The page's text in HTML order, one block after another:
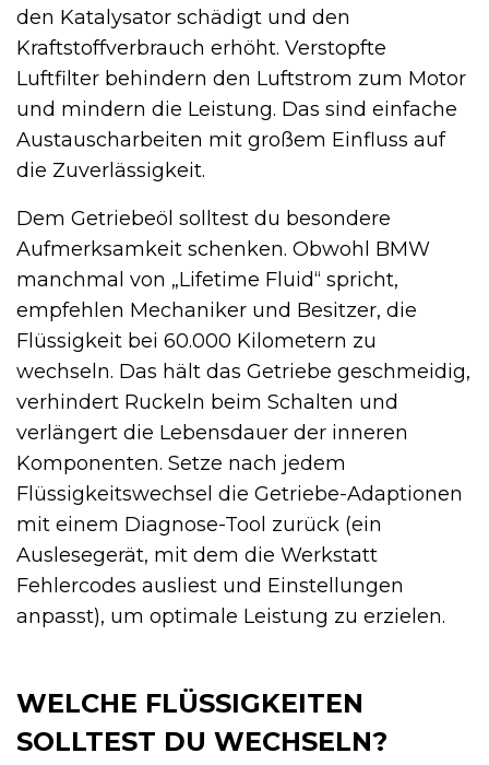
den Katalysator schädigt und den
Kraftstoffverbrauch erhöht. Verstopfte
Luftfilter behindern den Luftstrom zum Motor
und mindern die Leistung. Das sind einfache
Austauscharbeiten mit großem Einfluss auf
die Zuverlässigkeit.
Dem Getriebeöl solltest du besondere
Aufmerksamkeit schenken. Obwohl BMW
manchmal von „Lifetime Fluid“ spricht,
empfehlen Mechaniker und Besitzer, die
Flüssigkeit bei 60.000 Kilometern zu
wechseln. Das hält das Getriebe geschmeidig,
verhindert Ruckeln beim Schalten und
verlängert die Lebensdauer der inneren
Komponenten. Setze nach jedem
Flüssigkeitswechsel die Getriebe-Adaptionen
mit einem Diagnose-Tool zurück (ein
Auslesegerät, mit dem die Werkstatt
Fehlercodes ausliest und Einstellungen
anpasst), um optimale Leistung zu erzielen.
WELCHE FLÜSSIGKEITEN
SOLLTEST DU WECHSELN?